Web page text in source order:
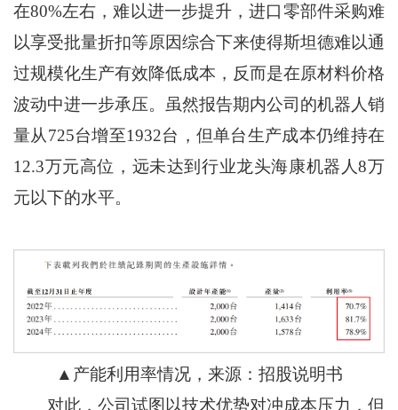
在80%左右，难以进一步提升，进口零部件采购难
以享受批量折扣等原因综合下来使得斯坦德难以通
过规模化生产有效降低成本，反而是在原材料价格
波动中进一步承压。虽然报告期内公司的机器人销
量从725台增至1932台，但单台生产成本仍维持在
12.3万元高位，远未达到行业龙头海康机器人8万
元以下的水平。
▲产能利用率情况，来源：招股说明书
对此，公司试图以技术优势对冲成本压力，但